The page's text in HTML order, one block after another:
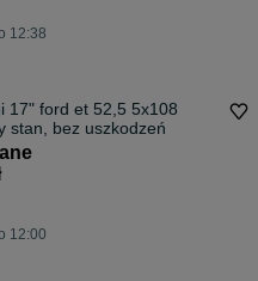
12:38
17" ford et 52,5 5x108
stan, bez uszkodzeń
12:00